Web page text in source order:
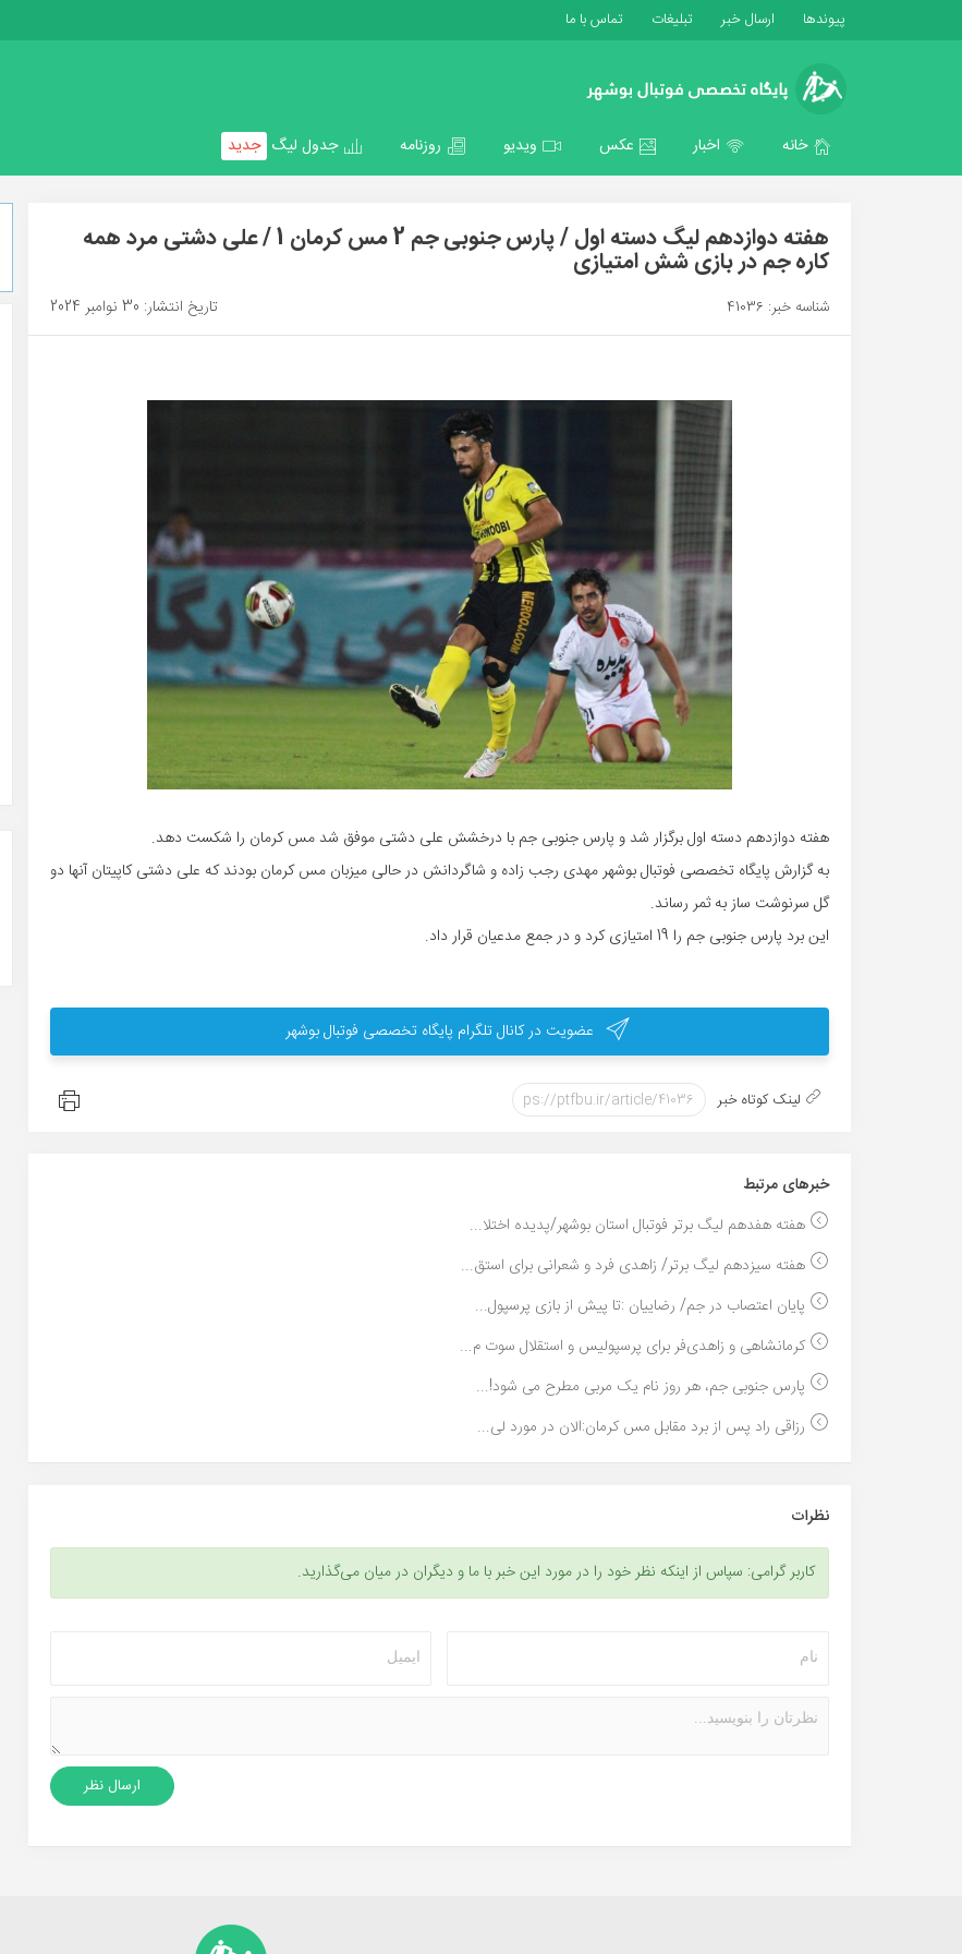
پیوندها ارسال خبر تبلیغات تماس با ما
خانه اخبار عکس ویدیو روزنامه جدول لیگ جدید
هفته دوازدهم لیگ دسته اول / پارس جنوبی جم 2 مس کرمان 1 / علی دشتی مرد همه
کاره جم در بازی شش امتیازی
شناسه خبر: 41036 تاریخ انتشار: 30 نوامبر 2024
هفته دوازدهم دسته اول برگزار شد و پارس جنوبی جم با درخشش علی دشتی موفق شد مس کرمان را شکست دهد.
به گزارش پایگاه تخصصی فوتبال بوشهر مهدی رجب زاده و شاگردانش در حالی میزبان مس کرمان بودند که علی دشتی کاپیتان آنها دو
گل سرنوشت ساز به ثمر رساند.
این برد پارس جنوبی جم را 19 امتیازی کرد و در جمع مدعیان قرار داد.
عضویت در کانال تلگرام پایگاه تخصصی فوتبال بوشهر
لینک کوتاه خبر
خبر‌های مرتبط
هفته هفدهم لیگ برتر فوتبال استان بوشهر/پدیده اختلا...
هفته سیزدهم لیگ برتر/ زاهدی فرد و شعرانی برای استق...
پایان اعتصاب در جم/ رضاییان :تا پیش از بازی پرسپول...
کرمانشاهی و زاهدی‌فر برای پرسپولیس و استقلال سوت م...
پارس جنوبی جم، هر روز نام یک مربی مطرح می شود!...
رزاقی راد پس از برد مقابل مس کرمان:الان در مورد لی...
نظرات
کاربر گرامی: سپاس از اینکه نظر خود را در مورد این خبر با ما و دیگران در میان می‌گذارید.